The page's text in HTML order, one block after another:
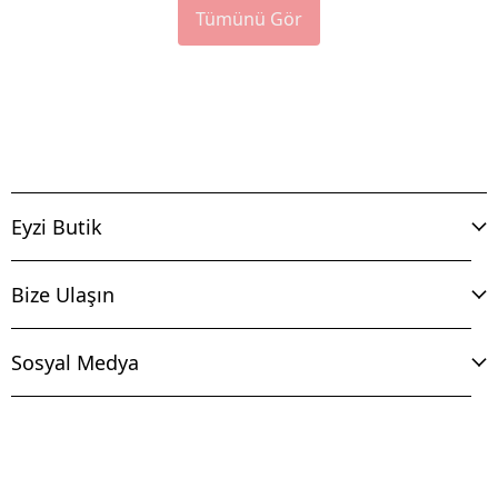
Tümünü Gör
Eyzi Butik
Bize Ulaşın
Sosyal Medya